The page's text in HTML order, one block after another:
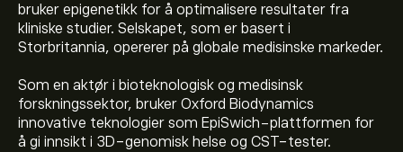
bruker epigenetikk for å optimalisere resultater fra
kliniske studier. Selskapet, som er basert i
Storbritannia, opererer på globale medisinske markeder.
Som en aktør i bioteknologisk og medisinsk
forskningssektor, bruker Oxford Biodynamics
innovative teknologier som EpiSwich-plattformen for
å gi innsikt i 3D-genomisk helse og CST-tester.